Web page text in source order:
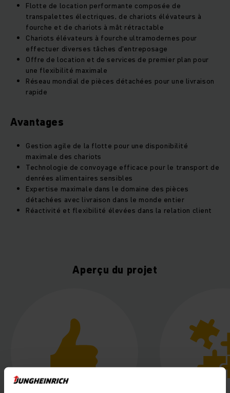
Flotte de location performante composée de
transpalettes électriques, de chariots élévateurs à
fourche et de chariots à mât rétractable
Chariots élévateurs à fourche ultramodernes pour
effectuer diverses tâches d'entreposage
Offre de location et de services de premier plan pour
une flexibilité maximale
Réseau mondial de pièces détachées pour une livraison
rapide
Avantages
Gestion agile de la flotte pour une disponibilité
maximale des chariots
Technologie de convoyage efficace pour le transport de
denrées alimentaires sensibles
Expertise maximale dans le domaine des pièces
détachées avec livraison dans le monde entier
Réactivité et flexibilité élevées dans la relation client
Aperçu du projet